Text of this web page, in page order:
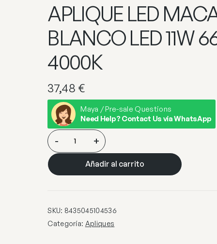
APLIQUE LED
BLANCO LED 11W
4000K
37,48 €
Maya / Pre-sale Questions
Need Help? Contact Us via WhatsApp
APLIQUE
LED
MACAN
BLANCO
666LM
4000K
- +
Añadir al carrito
SKU: 8435045104536
Categoría: Apliques